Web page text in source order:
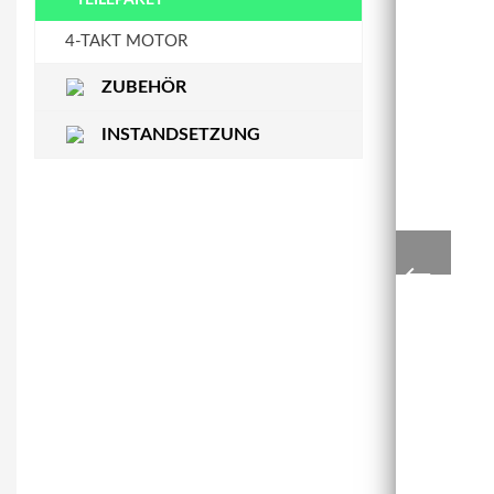
STEUERKETTENSCHIENEWASSERPUMPE
4-TAKT MOTOR
ZUBEHÖR
INSTANDSETZUNG